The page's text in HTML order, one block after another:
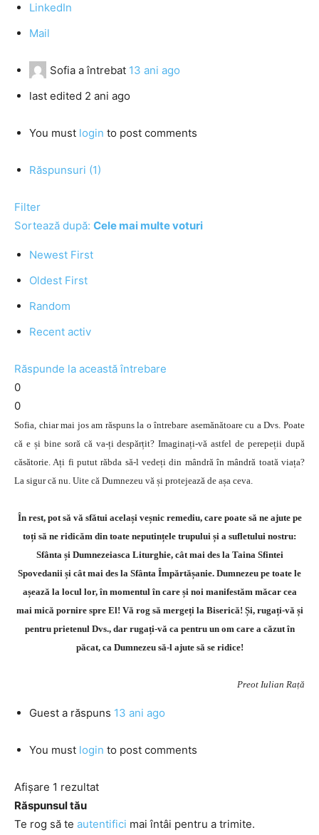
LinkedIn
Mail
Sofia a întrebat 13 ani ago
last edited 2 ani ago
You must login to post comments
Răspunsuri (1)
Filter
Sortează după: Cele mai multe voturi
Newest First
Oldest First
Random
Recent activ
Răspunde la această întrebare
0
0
Sofia, chiar mai jos am răspuns la o întrebare asemănătoare cu a Dvs. Poate
că e și bine soră că va-ți despărțit? Imaginați-vă astfel de perepeții după
căsătorie. Ați fi putut răbda să-l vedeți din mândră în mândră toată viața?
La sigur că nu. Uite că Dumnezeu vă și protejează de așa ceva.
În rest, pot să vă sfătui același veșnic remediu, care poate să ne ajute pe
toți să ne ridicăm din toate neputințele trupului și a sufletului nostru:
Sfânta și Dumnezeiasca Liturghie, cât mai des la Taina Sfintei
Spovedanii și cât mai des la Sfânta Împărtășanie. Dumnezeu pe toate le
așează la locul lor, în momentul în care și noi manifestăm măcar cea
mai mică pornire spre El! Vă rog să mergeți la Biserică! Și, rugați-vă și
pentru prietenul Dvs., dar rugați-vă ca pentru un om care a căzut în
păcat, ca Dumnezeu să-l ajute să se ridice!
Preot Iulian Rață
Guest a răspuns 13 ani ago
You must login to post comments
Afișare 1 rezultat
Răspunsul tău
Te rog să te autentifici mai întâi pentru a trimite.